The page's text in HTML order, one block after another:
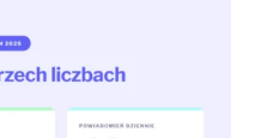
aplikacji mobilnej?
push?
push?